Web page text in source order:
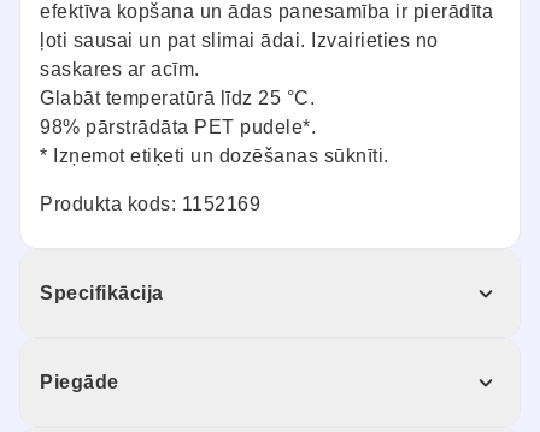
efektīva kopšana un ādas panesamība ir pierādīta
ļoti sausai un pat slimai ādai. Izvairieties no
saskares ar acīm.
Glabāt temperatūrā līdz 25 °C.
98% pārstrādāta PET pudele*.
* Izņemot etiķeti un dozēšanas sūknīti.
Produkta kods: 1152169
Specifikācija
Piegāde